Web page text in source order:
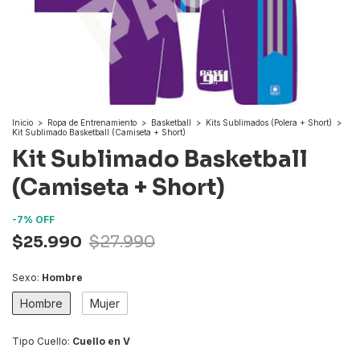
Inicio > Ropa de Entrenamiento > Basketball > Kits Sublimados (Polera + Short)
>
Kit Sublimado Basketball (Camiseta + Short)
Kit Sublimado Basketball
(Camiseta + Short)
-7% OFF
$25.990 $27.990
Sexo: Hombre
Hombre Mujer
Tipo Cuello: Cuello en V